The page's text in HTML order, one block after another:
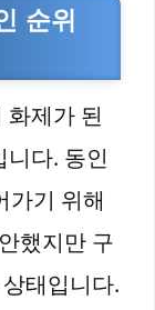
순위
제가 된
다. 동인
가기 위해
했지만 구
태입니다.